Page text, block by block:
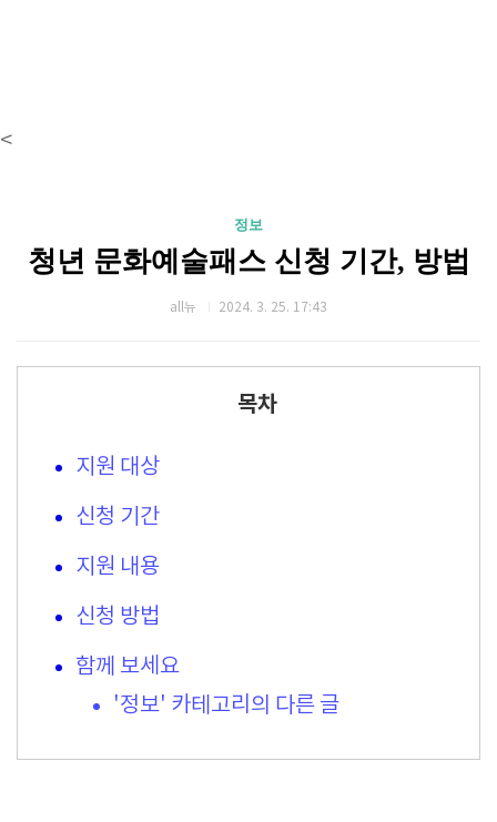
<
정보
청년 문화예술패스 신청 기간, 방법
all뉴 2024. 3. 25. 17:43
목차
지원 대상
신청 기간
지원 내용
신청 방법
함께 보세요
'정보' 카테고리의 다른 글